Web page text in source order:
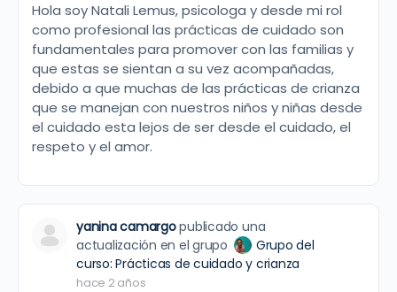
Hola soy Natali Lemus, psicologa y desde mi rol
como profesional las prácticas de cuidado son
fundamentales para promover con las familias y
que estas se sientan a su vez acompañadas,
debido a que muchas de las prácticas de crianza
que se manejan con nuestros niños y niñas desde
el cuidado esta lejos de ser desde el cuidado, el
respeto y el amor.
yanina camargopublicado una
actualización en el grupo
Grupo del
curso: Prácticas de cuidado y crianza
hace 2 años